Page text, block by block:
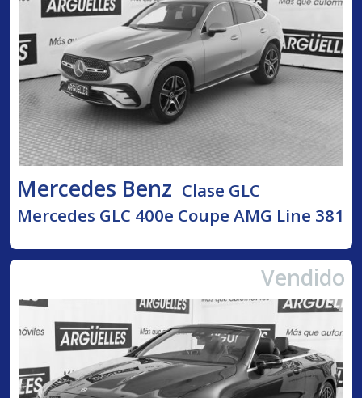
Mercedes Benz Clase GLC
Mercedes GLC 400e Coupe AMG Line 381
Vendido